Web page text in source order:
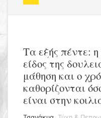
Τα εξής πέντε:
είδος της
μάθηση και ο
καθορίζονται
είναι στην